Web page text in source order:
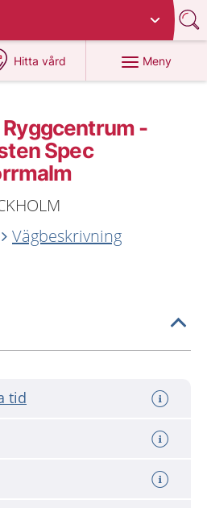
Hitta vård
på 1177.se
Meny
-
Spec
Vägbeskrivning
tid